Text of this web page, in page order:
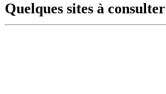
Quelques sites à consulter